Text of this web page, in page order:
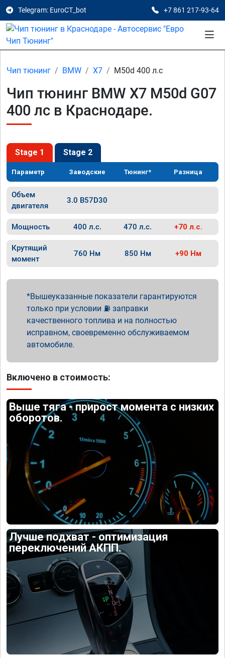
Telegram: EuroCT_bot +7 861 217-93-64
Чип тюнинг BMW X7 M50d 400 л.с
Чип тюнинг BMW X7 M50d G07
400 лс в Краснодаре.
Stage 1 Stage 2
Параметр Заводские Тюнинг* Разница
Объем
двигателя
3.0 B57D30
Мощность 400 л.с. 470 л.с. +70 л.с.
Крутящий
момент
760 Нм 850 Нм +90 Нм
Вышеуказанные показатели гарантируются
только при условии ⛽ заправки
качественного топлива и на полностью
исправном, своевременно обслуживаемом
автомобиле.
Включено в стоимость:
Выше тяга - прирост момента с низких
оборотов.
Лучше подхват - оптимизация
переключений АКПП.